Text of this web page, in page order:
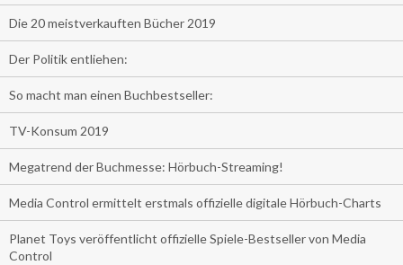
Die 20 meistverkauften Bücher 2019
Der Politik entliehen:
So macht man einen Buchbestseller:
TV-Konsum 2019
Megatrend der Buchmesse: Hörbuch-Streaming!
Media Control ermittelt erstmals offizielle digitale Hörbuch-Charts
Planet Toys veröffentlicht offizielle Spiele-Bestseller von Media
Control